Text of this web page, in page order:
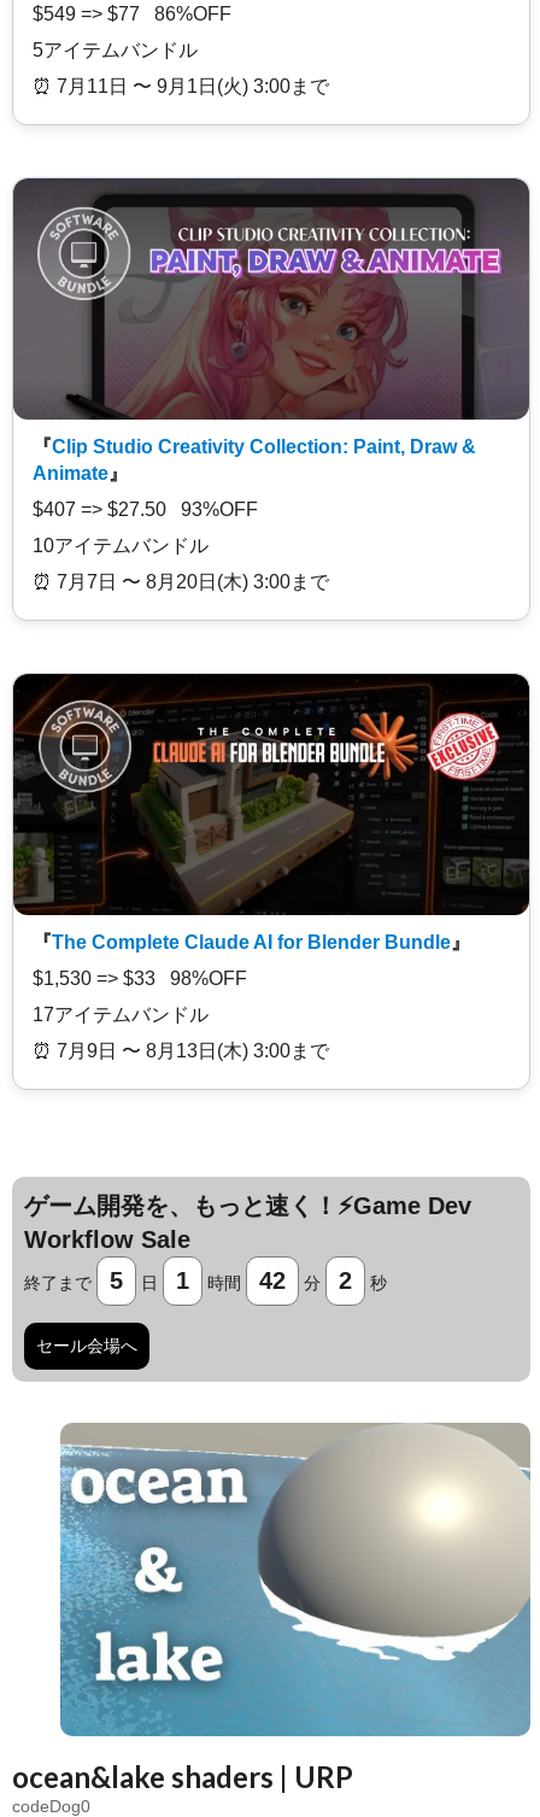
$549 => $77 86%OFF
5アイテムバンドル
⏰️ 7月11日 〜 9月1日(火) 3:00まで
『Clip Studio Creativity Collection: Paint, Draw &
Animate 』
$407 => $27.50 93%OFF
10アイテムバンドル
⏰️ 7月7日 〜 8月20日(木) 3:00まで
『The Complete Claude AI for Blender Bundle 』
$1,530 => $33 98%OFF
17アイテムバンドル
⏰️ 7月9日 〜 8月13日(木) 3:00まで
ゲーム開発を、もっと速く！⚡️Game Dev
Workflow Sale
終了まで 5 日 1 時間 42 分 1 秒
セール会場へ
ocean&lake shaders | URP
codeDog0